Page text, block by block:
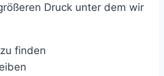
Druck unter dem wir
finden